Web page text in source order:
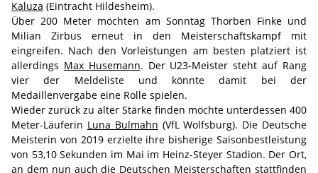
Kaluza (Eintracht Hildesheim).
Über 200 Meter möchten am Sonntag Thorben Finke und
Milian Zirbus erneut in den Meisterschaftskampf mit
eingreifen. Nach den Vorleistungen am besten platziert ist
allerdings Max Husemann. Der U23-Meister steht auf Rang
vier der Meldeliste und könnte damit bei der
Medaillenvergabe eine Rolle spielen.
Wieder zurück zu alter Stärke finden möchte unterdessen 400
Meter-Läuferin Luna Bulmahn (VfL Wolfsburg). Die Deutsche
Meisterin von 2019 erzielte ihre bisherige Saisonbestleistung
von 53,10 Sekunden im Mai im Heinz-Steyer Stadion. Der Ort,
an dem nun auch die Deutschen Meisterschaften stattfinden